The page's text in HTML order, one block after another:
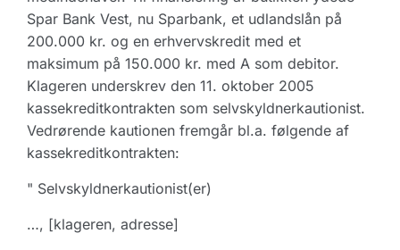
Spar Bank Vest, nu Sparbank, et udlandslån på
200.000 kr. og en erhvervskredit med et
maksimum på 150.000 kr. med A som debitor.
Klageren underskrev den 11. oktober 2005
kassekreditkontrakten som selvskyldnerkautionist.
Vedrørende kautionen fremgår bl.a. følgende af
kassekreditkontrakten:
" Selvskyldnerkautionist(er)
…, [klageren, adresse]